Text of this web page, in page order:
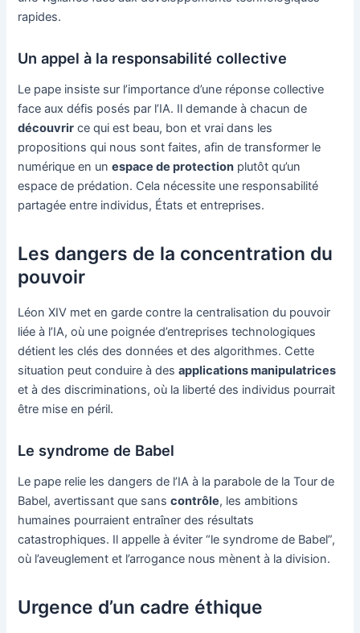
rapides.
Un appel à la responsabilité collective
Le pape insiste sur l’importance d’une réponse collective
face aux défis posés par l’IA. Il demande à chacun de
découvrir ce qui est beau, bon et vrai dans les
propositions qui nous sont faites, afin de transformer le
numérique en unespace de protection plutôt qu’un
espace de prédation. Cela nécessite une responsabilité
partagée entre individus, États et entreprises.
Les dangers de la concentration du
pouvoir
Léon XIV met en garde contre la centralisation du pouvoir
liée à l’IA, où une poignée d’entreprises technologiques
détient les clés des données et des algorithmes. Cette
situation peut conduire à desapplications manipulatrices
et à des discriminations, où la liberté des individus pourrait
être mise en péril.
Le syndrome de Babel
Le pape relie les dangers de l’IA à la parabole de la Tour de
Babel, avertissant que sanscontrôle, les ambitions
humaines pourraient entraîner des résultats
catastrophiques. Il appelle à éviter “le syndrome de Babel”,
où l’aveuglement et l’arrogance nous mènent à la division.
Urgence d’un cadre éthique